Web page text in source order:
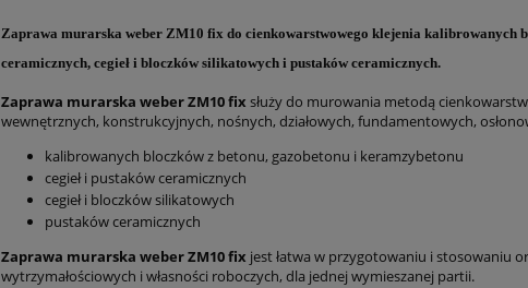
Zaprawa murarska weber ZM10 fix do cienkowarstwowego klejenia kalibrowanych
ceramicznych, cegieł i bloczków silikatowych i pustaków ceramicznych.
Zaprawa murarska weber ZM10 fix służy do murowania metodą
wewnętrznych, konstrukcyjnych, nośnych, działowych, fundamentowych,
kalibrowanych bloczków z betonu, gazobetonu i keramzybetonu
cegieł i pustaków ceramicznych
cegieł i bloczków silikatowych
pustaków ceramicznych
Zaprawa murarska weber ZM10 fix jest łatwa w przygotowaniu i stosowaniu
wytrzymałościowych i własności roboczych, dla jednej wymieszanej partii.